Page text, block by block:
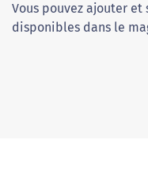
Vous pouvez ajouter
disponibles dans le